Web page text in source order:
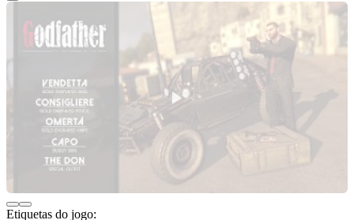
Etiquetas do jogo: